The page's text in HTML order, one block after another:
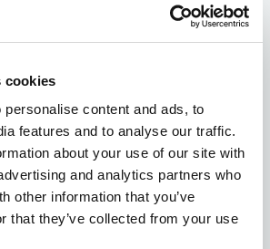
cookies
content and ads, to
features and to analyse our traffic.
about your use of our site with
and analytics partners who
other information that you’ve
that they’ve collected from your use
essere indicizzati direttamente.
non è corretto, il
web a fondo mentre lo scansiona
errori nel tuo file
visto come un accesso